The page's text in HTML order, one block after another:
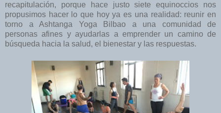
recapitulación, porque hace justo siete equinoccios nos
propusimos hacer lo que hoy ya es una realidad: reunir en
torno a Ashtanga Yoga Bilbao a una comunidad de
personas afines y ayudarlas a emprender un camino de
búsqueda hacia la salud, el bienestar y las respuestas.